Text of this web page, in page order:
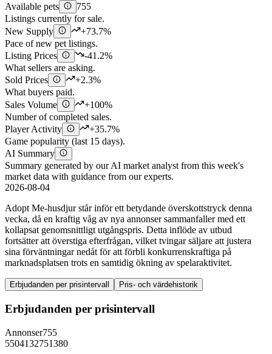
Available pets
755
Listings currently for sale.
New Supply
+73.7%
Pace of new pet listings.
Listing Prices
-41.2%
What sellers are asking.
Sold Prices
+2.3%
What buyers paid.
Sales Volume
+100%
Number of completed sales.
Player Activity
+35.7%
Game popularity (last 15 days).
AI Summary
Summary generated by our AI market analyst from this week's
market data with guidance from our experts.
2026-08-04
Adopt Me-husdjur står inför ett betydande överskottstryck denna
vecka, då en kraftig våg av nya annonser sammanfaller med ett
kollapsat genomsnittligt utgångspris. Detta inflöde av utbud
fortsätter att överstiga efterfrågan, vilket tvingar säljare att justera
sina förväntningar nedåt för att förbli konkurrenskraftiga på
marknadsplatsen trots en samtidig ökning av spelaraktivitet.
Erbjudanden per prisintervall Pris- och värdehistorik
Erbjudanden per prisintervall
Annonser755
5504132751380